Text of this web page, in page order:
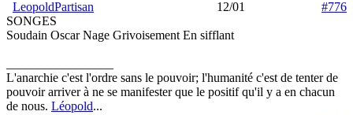
LeopoldPartisan 12/01
#776
SONGES
Soudain Oscar Nage Grivoisement En sifflant
L'anarchie c'est l'ordre sans le pouvoir; l'humanité c'est de tenter de
pouvoir arriver à ne se manifester que le positif qu'il y a en chacun
de nous. Léopold...